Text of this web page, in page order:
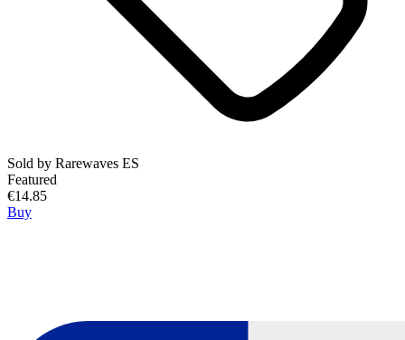
Sold by Rarewaves ES
Featured
€14.85
Buy